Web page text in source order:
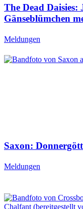
The Dead
Gänseblümchen
Meldungen
Saxon:
Meldungen